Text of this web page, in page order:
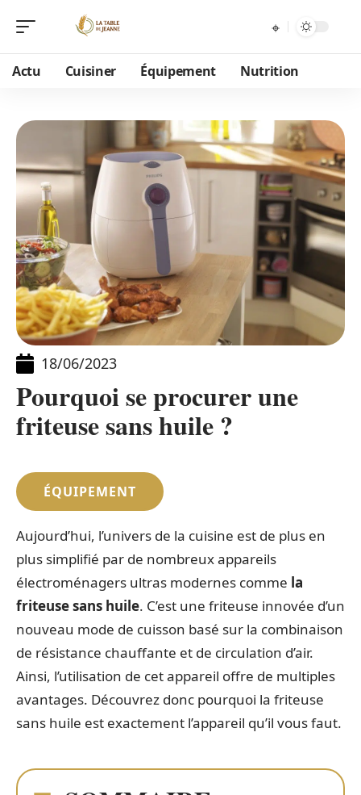
Actu Cuisiner Équipement Nutrition
18/06/2023
Pourquoi se procurer une
friteuse sans huile ?
ÉQUIPEMENT
Aujourd’hui, l’univers de la cuisine est de plus en
plus simplifié par de nombreux appareils
électroménagers ultras modernes comme la
friteuse sans huile. C’est une friteuse innovée d’un
nouveau mode de cuisson basé sur la combinaison
de résistance chauffante et de circulation d’air.
Ainsi, l’utilisation de cet appareil offre de multiples
avantages. Découvrez donc pourquoi la friteuse
sans huile est exactement l’appareil qu’il vous faut.